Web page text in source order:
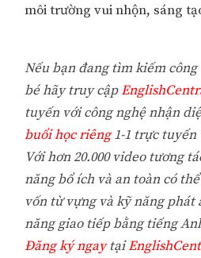
môi trường vui nhộn, sáng
Nếu bạn đang tìm kiếm
bé hãy truy cập
tuyến với công nghệ nhận
buổi học riêng1-1 trực tuyến
Với hơn 20.000 video tương
năng bổ ích và an toàn có
vốn từ vựng và kỹ năng phát
năng giao tiếp bằng tiếng
Đăng ký ngaytại